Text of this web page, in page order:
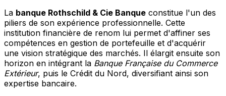
La banque Rothschild & Cie Banque constitue l'un des
piliers de son expérience professionnelle. Cette
institution financière de renom lui permet d'affiner ses
compétences en gestion de portefeuille et d'acquérir
une vision stratégique des marchés. Il élargit ensuite son
horizon en intégrant la Banque Française du Commerce
Extérieur, puis le Crédit du Nord, diversifiant ainsi son
expertise bancaire.